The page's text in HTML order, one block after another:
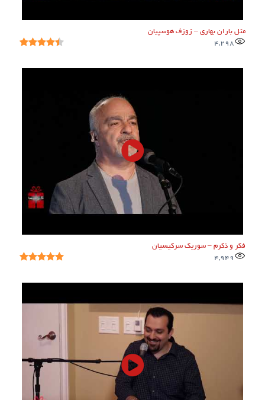
مثل باران بهاری – ژوزف هوسپیان
4,298
فکر و ذکرم – سوریک سرکیسیان
4,949